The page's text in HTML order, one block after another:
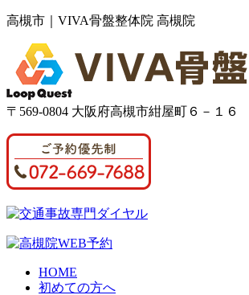
高槻市｜VIVA骨盤整体院 高槻院
〒569-0804 大阪府高槻市紺屋町６－１６
HOME
初めての方へ